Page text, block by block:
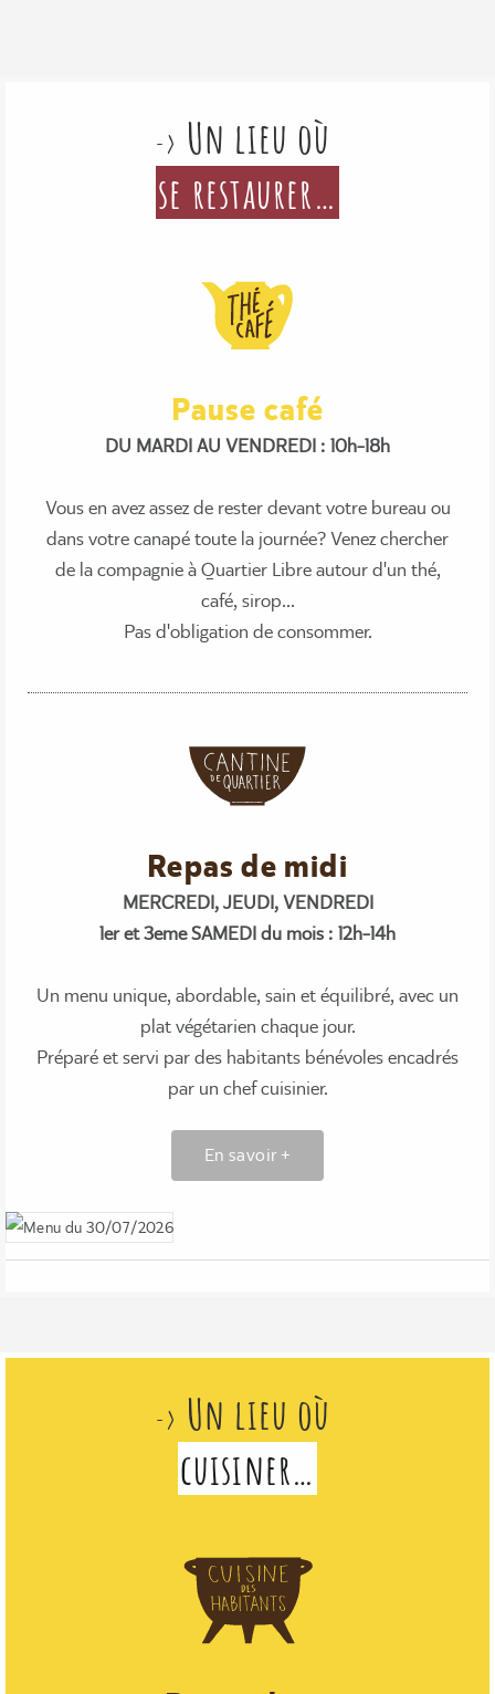
-> Un lieu où
se restaurer…
Pause café
DU MARDI AU VENDREDI : 10h-18h
Vous en avez assez de rester devant votre bureau ou
dans votre canapé toute la journée? Venez chercher
de la compagnie à Quartier Libre autour d'un thé,
café, sirop...
Pas d'obligation de consommer.
Repas de midi
MERCREDI, JEUDI, VENDREDI
1er et 3eme SAMEDI du mois : 12h-14h
Un menu unique, abordable, sain et équilibré, avec un
plat végétarien chaque jour.
Préparé et servi par des habitants bénévoles encadrés
par un chef cuisinier.
En savoir +
-> Un lieu où
cuisiner…